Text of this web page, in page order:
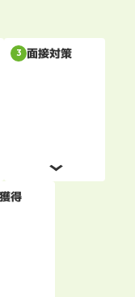
3 面接対策
得